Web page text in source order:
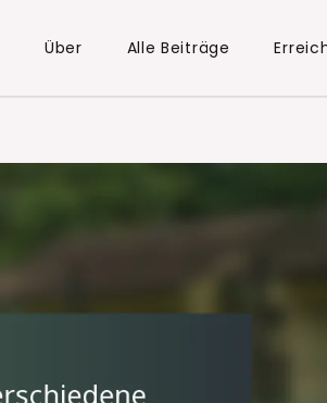
Über Alle Beiträge